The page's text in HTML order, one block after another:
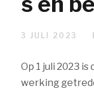
3 JULI 2023
Op 1 juli 2023
werking